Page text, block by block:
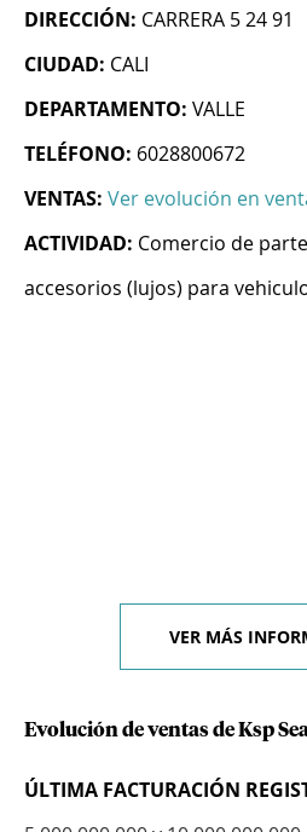
DIRECCIÓN: CARRERA 5 24 91
CIUDAD: CALI
DEPARTAMENTO: VALLE
TELÉFONO: 6028800672
VENTAS: Ver evolución en
ACTIVIDAD: Comercio de
accesorios (lujos) para
VER MÁS
Evolución de ventas de Ksp
ÚLTIMA FACTURACIÓN